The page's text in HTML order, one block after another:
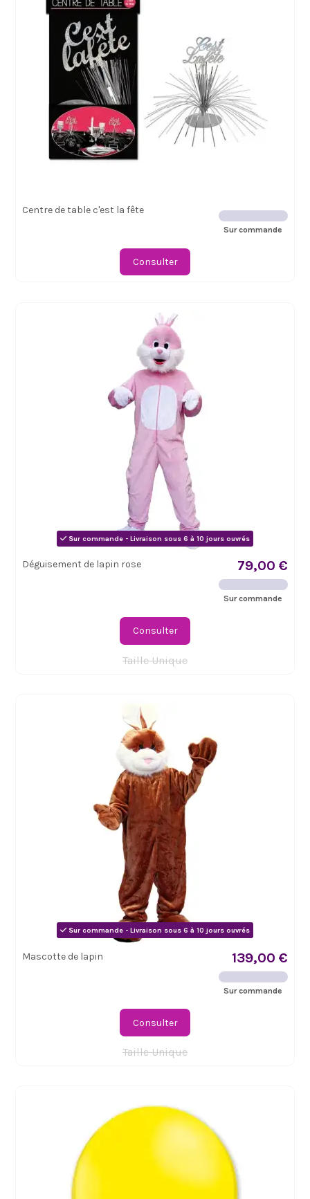
Centre de table c'est la fête
Sur commande
Consulter
Sur commande - Livraison sous 6 à 10 jours ouvrés
Déguisement de lapin rose 79,00 €
Sur commande
Consulter
Taille Unique
Sur commande - Livraison sous 6 à 10 jours ouvrés
Mascotte de lapin 139,00 €
Sur commande
Consulter
Taille Unique